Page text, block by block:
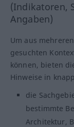
(Indikatoren,
Angaben)
Um aus
gesuchten
können, bieten
Hinweise in
die
bestimmte
Architektur,